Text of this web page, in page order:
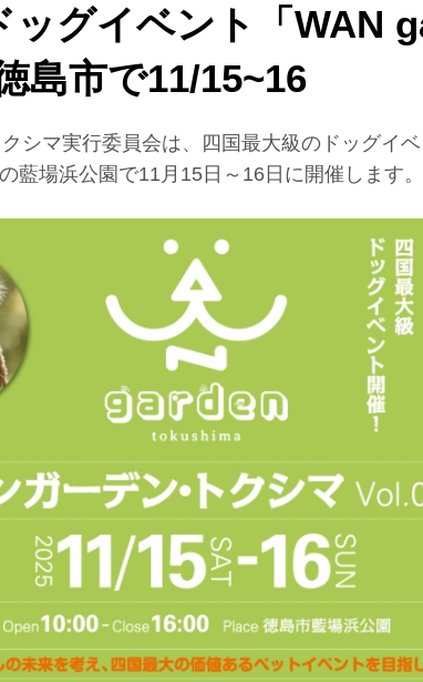
ッグイベント「WAN
島市で11/15~16
シマ実行委員会は、四国最大級のドッグイ
藍場浜公園で11月15日～16日に開催します。